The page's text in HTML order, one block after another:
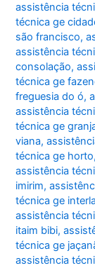
assistência
técnica ge
são francisco,
assistência
consolação,
técnica ge
freguesia do ó,
assistência
técnica ge
viana,
técnica ge horto
assistência
imirim,
técnica ge
assistência
itaim bibi,
técnica ge
assistência